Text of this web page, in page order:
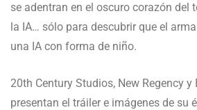
se adentran en el oscuro corazón del
la IA… sólo para descubrir que el
una IA con forma de niño.
20th Century Studios, New Regency y
presentan el tráiler e imágenes de su